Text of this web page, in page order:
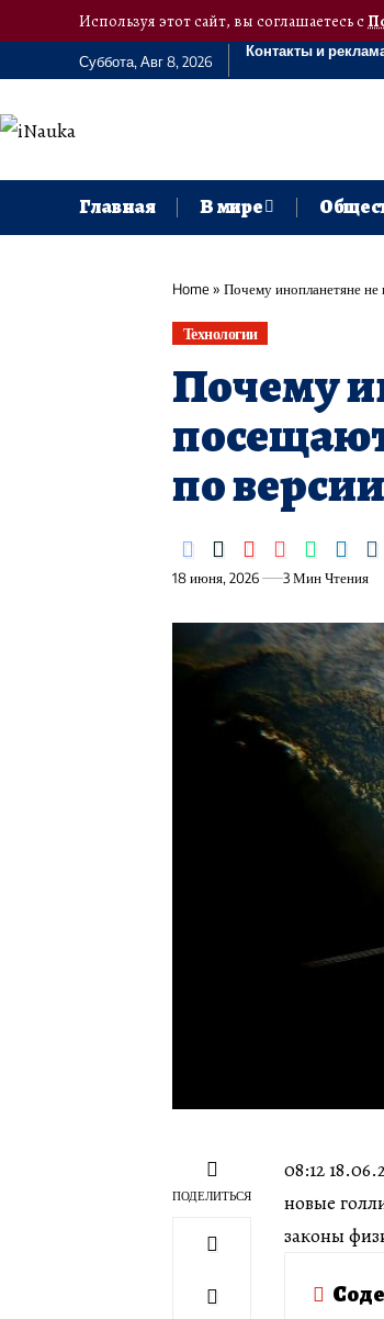
Используя этот сайт, вы соглашаетесь с
Суббота, Авг 8, 2026
Контакты и
Главная В мире
Home» Почему инопланетяне
Технологии
Почему
по
18 июня, 2026 3 Мин Чтения
ПОДЕЛИТЬСЯ
08:12
новые
законы